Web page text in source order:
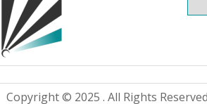
Copyright © 2025 . All Rights